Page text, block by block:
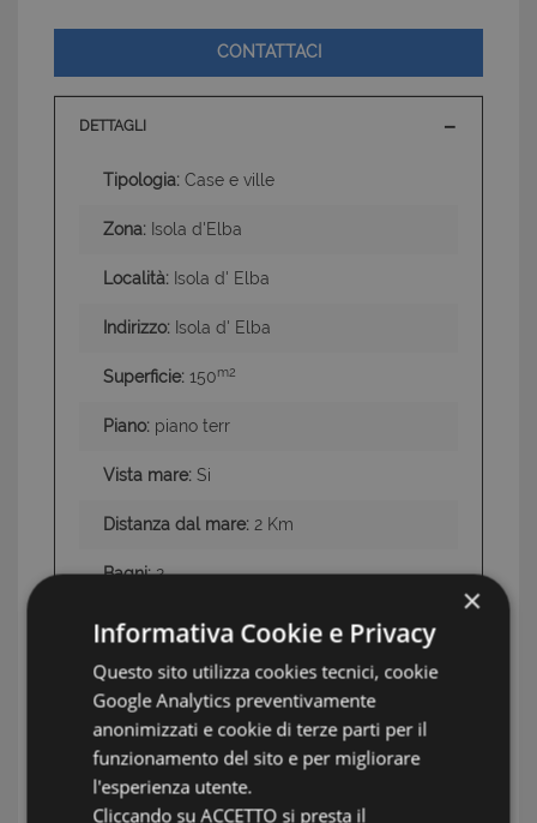
CONTATTACI
DETTAGLI
Tipologia: Case e ville
Zona: Isola d'Elba
Località: Isola d' Elba
Indirizzo: Isola d' Elba
Superficie: 150m2
Piano: piano terr
Vista mare: Si
Distanza dal mare: 2 Km
Bagni:2
Camere:
Piscina:No
Giardino: Si
Terreno:2250 mq
×
Informativa Cookie e Privacy
Questo sito utilizza cookies tecnici, cookie
Google Analytics preventivamente
anonimizzati e cookie di terze parti per il
funzionamento del sito e per migliorare
l'esperienza utente.
Cliccando su ACCETTO si presta il